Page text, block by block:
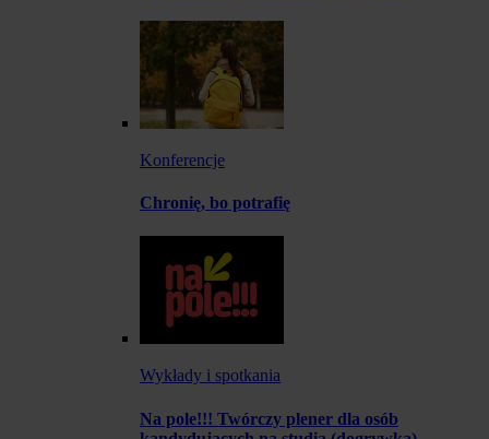
Konferencje
Chronię, bo potrafię
Wykłady i spotkania
Na pole!!! Twórczy plener dla osób